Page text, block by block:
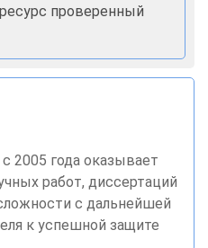
проверенный
2005 года оказывает
работ, диссертаций
с дальнейшей
к успешной защите